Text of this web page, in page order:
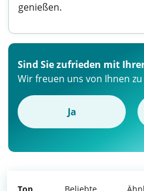
genießen.
Sind Sie zufrieden mit
Wir freuen uns von Ihnen
Ja